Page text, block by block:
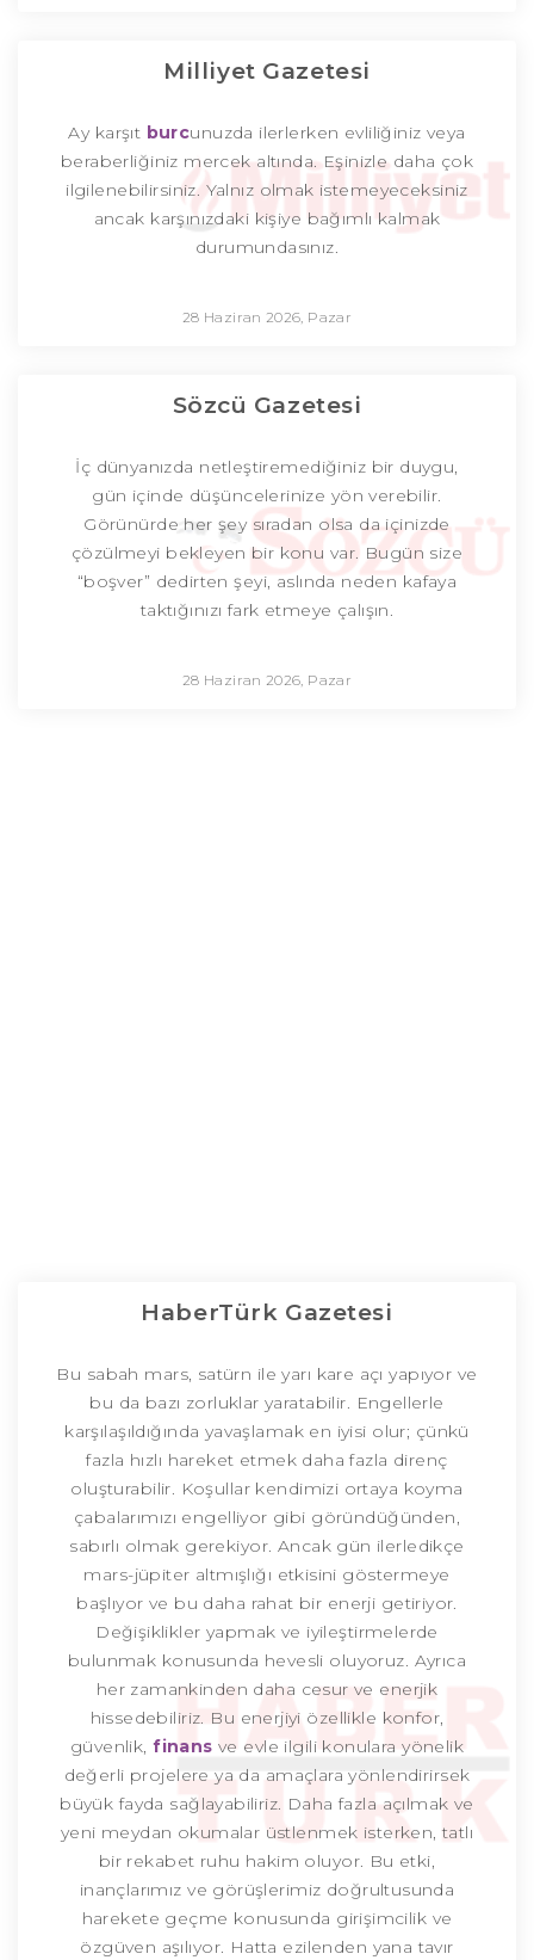
Milliyet Gazetesi
Ay karşıt burcunuzda ilerlerken evliliğiniz veya
beraberliğiniz mercek altında. Eşinizle daha çok
ilgilenebilirsiniz. Yalnız olmak istemeyeceksiniz
ancak karşınızdaki kişiye bağımlı kalmak
durumundasınız.
28 Haziran 2026, Pazar
Sözcü Gazetesi
İç dünyanızda netleştiremediğiniz bir duygu,
gün içinde düşüncelerinize yön verebilir.
Görünürde her şey sıradan olsa da içinizde
çözülmeyi bekleyen bir konu var. Bugün size
“boşver” dedirten şeyi, aslında neden kafaya
taktığınızı fark etmeye çalışın.
28 Haziran 2026, Pazar
HaberTürk Gazetesi
Bu sabah mars, satürn ile yarı kare açı yapıyor ve
bu da bazı zorluklar yaratabilir. Engellerle
karşılaşıldığında yavaşlamak en iyisi olur; çünkü
fazla hızlı hareket etmek daha fazla direnç
oluşturabilir. Koşullar kendimizi ortaya koyma
çabalarımızı engelliyor gibi göründüğünden,
sabırlı olmak gerekiyor. Ancak gün ilerledikçe
mars-jüpiter altmışlığı etkisini göstermeye
başlıyor ve bu daha rahat bir enerji getiriyor.
Değişiklikler yapmak ve iyileştirmelerde
bulunmak konusunda hevesli oluyoruz. Ayrıca
her zamankinden daha cesur ve enerjik
hissedebiliriz. Bu enerjiyi özellikle konfor,
güvenlik,finans ve evle ilgili konulara yönelik
değerli projelere ya da amaçlara yönlendirirsek
büyük fayda sağlayabiliriz. Daha fazla açılmak ve
yeni meydan okumalar üstlenmek isterken, tatlı
bir rekabet ruhu hakim oluyor. Bu etki,
inançlarımız ve görüşlerimiz doğrultusunda
harekete geçme konusunda girişimcilik ve
özgüven aşılıyor. Hatta ezilenden yana tavır